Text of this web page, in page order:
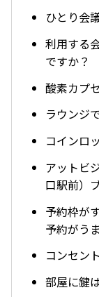
ひとり会
利用する
ですか？
酸素カプ
ラウンジ
コインロ
アットビ
口駅前）
予約枠が
予約がう
コンセン
部屋に鍵